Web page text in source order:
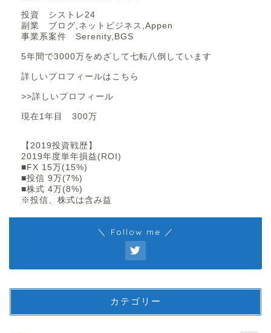
投資 シストレ24
副業 ブログ,ネットビジネス,Appen
事業系案件 Serenity,BGS
5年間で3000万をめざして七転八倒しています
詳しいプロフィールはこちら
>>詳しいプロフィール
現在1年目 300万
【2019投資戦歴】
2019年度単年損益(ROI)
■FX 15万(15%)
■投信 9万(7%)
■株式 4万(8%)
※投信、株式は含み益
＼ Follow me ／
カテゴリー